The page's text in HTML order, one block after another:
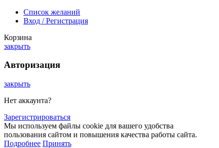
Список желаний
Вход / Регистрация
Корзина
закрыть
Авторизация
закрыть
Нет аккаунта?
Зарегистрироваться
Мы используем файлы cookie для вашего удобства
пользования сайтом и повышения качества работы сайта.
Подробнее Принять